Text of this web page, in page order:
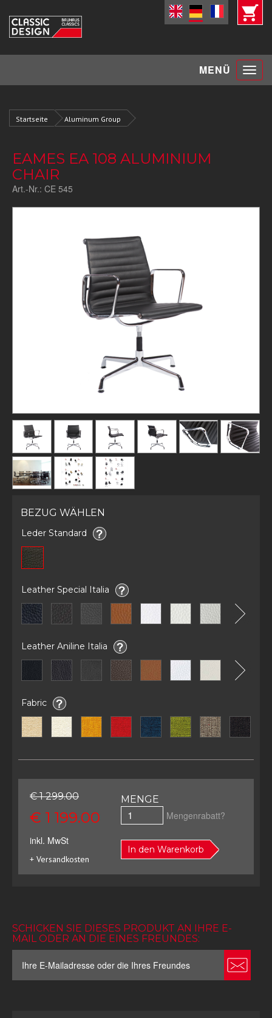
MENÜ Toggle
Startseite Aluminum Group
EAMES EA 108 ALUMINIUM
CHAIR
Art.-Nr.: CE 545
BEZUG WÄHLEN
Leder Standard
Leather Special Italia
Leather Aniline Italia
Fabric
€ 1 299.00
€ 1 199.00
inkl. MwSt
+ Versandkosten
MENGE
Mengenrabatt?
In den Warenkorb
SCHICKEN SIE DIESES PRODUKT AN IHRE E-
MAIL ODER AN DIE EINES FREUNDES: